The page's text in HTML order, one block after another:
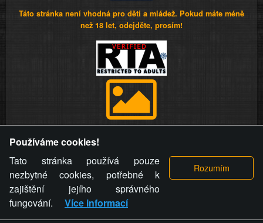
Táto stránka není vhodná pro děti a mládež. Pokud máte méně
než 18 let, odejděte, prosím!
videa a komentáře. Osoba, které se toto opatření provozovatele
stránky týče, ani osoba, která umístila fotografii nebo video na
stránku, nemůže z důvodu odstranění fotografie, videa nebo
komentáře pro výše uvedenou okolnost uplatnit vůči
provozovateli stránky žádný nárok na náhradu škody nebo
nemajetkové újmy.
Používáme cookies!
Tato stránka používá pouze
nezbytné cookies, potřebné k
zajištění jejího správného
fungování.
Více informací